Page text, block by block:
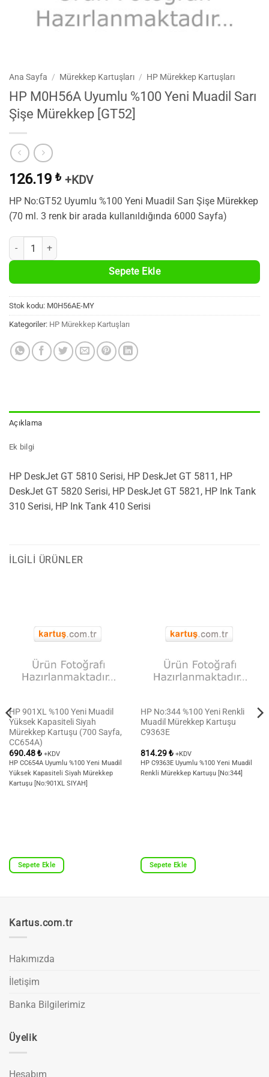
Ana Sayfa / Mürekkep Kartuşları / HP Mürekkep Kartuşları
HP M0H56A Uyumlu %100 Yeni Muadil Sarı
Şişe Mürekkep [GT52]
126.19 ₺ +KDV
HP No:GT52 Uyumlu %100 Yeni Muadil Sarı Şişe Mürekkep
(70 ml. 3 renk bir arada kullanıldığında 6000 Sayfa)
HP M0H56A Uyumlu %100 Yeni Muadil Sarı Şişe Mürekkep [GT52] adet
Sepete Ekle
Stok kodu: M0H56AE-MY
Kategoriler: HP Mürekkep Kartuşları
Açıklama
Ek bilgi
HP DeskJet GT 5810 Serisi, HP DeskJet GT 5811, HP
DeskJet GT 5820 Serisi, HP DeskJet GT 5821, HP Ink Tank
310 Serisi, HP Ink Tank 410 Serisi
İLGILI ÜRÜNLER
HP 901XL %100 Yeni Muadil
Yüksek Kapasiteli Siyah
Mürekkep Kartuşu (700 Sayfa,
CC654A)
690.48₺ +KDV
HP CC654A Uyumlu %100 Yeni Muadil
Yüksek Kapasiteli Siyah Mürekkep
Kartuşu [No:901XL SIYAH]
Sepete Ekle
HP No:344 %100 Yeni Renkli
Muadil Mürekkep Kartuşu
C9363E
814.29₺ +KDV
HP C9363E Uyumlu %100 Yeni Muadil
Renkli Mürekkep Kartuşu [No:344]
Sepete Ekle
Kartus.com.tr
Hakımızda
İletişim
Banka Bilgilerimiz
Üyelik
Hesabım